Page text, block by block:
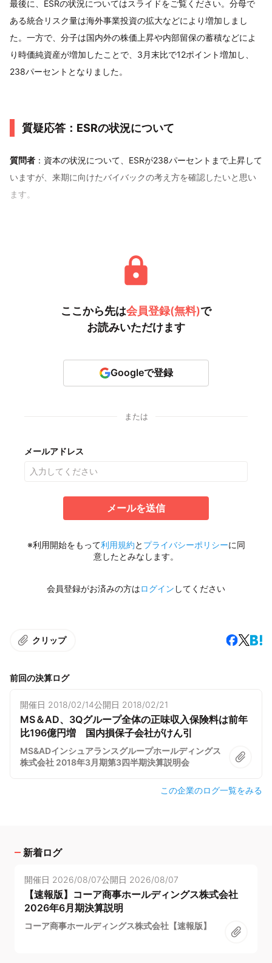
最後に、ESRの状況についてはスライドをご覧ください。分母で
ある統合リスク量は海外事業投資の拡大などにより増加しまし
た。一方で、分子は国内外の株価上昇や内部留保の蓄積などによ
り時価純資産が増加したことで、3月末比で12ポイント増加し、
238パーセントとなりました。
質疑応答：ESRの状況について
質問者 ：資本の状況について、ESRが238パーセントまで上昇して
いますが、来期に向けたバイバックの考え方を確認したいと思い
ます。
ここから先は会員登録(無料)で
お読みいただけます
Googleで登録
または
メールアドレス
メールを送信
※利用開始をもって利用規約と プライバシーポリシーに同
意したとみなします。
会員登録がお済みの方はログイン してください
クリップ
前回の決算ログ
開催日 2018/02/14公開日 2018/02/21
MS＆AD、3Qグループ全体の正味収入保険料は前年
比196億円増 国内損保子会社がけん引
MS&ADインシュアランスグループホールディングス
株式会社 2018年3月期第3四半期決算説明会
この企業のログ一覧をみる
新着ログ
開催日 2026/08/07公開日 2026/08/07
【速報版】コーア商事ホールディングス株式会社
2026年6月期決算説明
コーア商事ホールディングス株式会社【速報版】